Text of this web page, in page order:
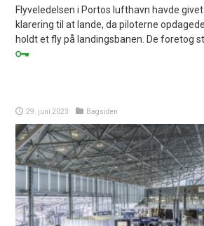
Flyveledelsen i Portos lufthavn havde
klarering til at lande, da piloterne
holdt et fly på landingsbanen. De foretog
29. juni 2023 Bagsiden